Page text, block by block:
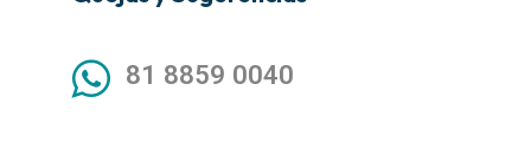
81 8859 0040